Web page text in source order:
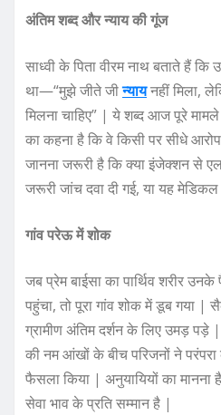
अंतिम शब्द और न्याय की गूंज
साध्वी के पिता वीरम नाथ बताते हैं कि
था—“मुझे जीते जीन्यायनहीं मिला,
मिलना चाहिए” | ये शब्द आज पूरे
का कहना है कि वे किसी पर सीधे
जानना जरूरी है कि क्या इंजेक्शन से
जरूरी जांच दवा दी गई, या यह मेडिकल
गांव परेऊ में शोक
जब प्रेम बाईसा का पार्थिव शरीर
पहुंचा, तो पूरा गांव शोक में डूब गया
ग्रामीण अंतिम दर्शन के लिए उमड़
की नम आंखों के बीच परिजनों ने
फैसला किया | अनुयायियों का मानना
सेवा भाव के प्रति सम्मान है |